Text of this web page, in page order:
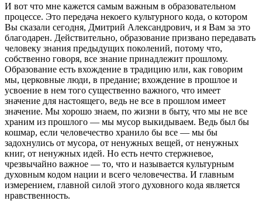
И вот что мне кажется самым важным в образовательном
процессе. Это передача некоего культурного кода, о котором
Вы сказали сегодня, Дмитрий Александрович, и я Вам за это
благодарен. Действительно, образование призвано передавать
человеку знания предыдущих поколений, потому что,
собственно говоря, все знание принадлежит прошлому.
Образование есть вхождение в традицию или, как говорим
мы, церковные люди, в предание; вхождение в прошлое и
усвоение в нем того существенно важного, что имеет
значение для настоящего, ведь не все в прошлом имеет
значение. Мы хорошо знаем, по жизни в быту, что мы не все
храним из прошлого — мы мусор выкидываем. Ведь был бы
кошмар, если человечество хранило бы все — мы бы
задохнулись от мусора, от ненужных вещей, от ненужных
книг, от ненужных идей. Но есть нечто стержневое,
чрезвычайно важное — то, что и называется культурным
духовным кодом нации и всего человечества. И главным
измерением, главной силой этого духовного кода является
нравственность.